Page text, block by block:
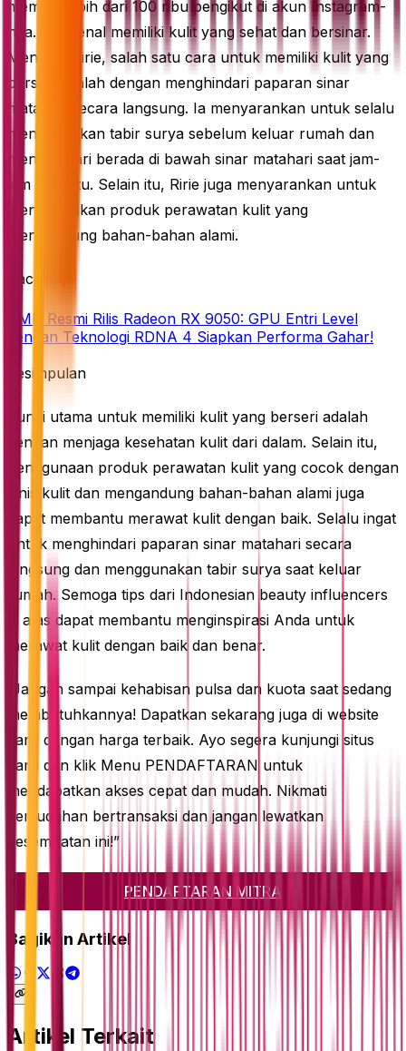
memiliki lebih dari 100 ribu pengikut di akun Instagram-
nya. Ia dikenal memiliki kulit yang sehat dan bersinar.
Menurut Ririe, salah satu cara untuk memiliki kulit yang
berseri adalah dengan menghindari paparan sinar
matahari secara langsung. Ia menyarankan untuk selalu
menggunakan tabir surya sebelum keluar rumah dan
menghindari berada di bawah sinar matahari saat jam-
jam tertentu. Selain itu, Ririe juga menyarankan untuk
menggunakan produk perawatan kulit yang
mengandung bahan-bahan alami.
Baca juga
AMD Resmi Rilis Radeon RX 9050: GPU Entri Level
dengan Teknologi RDNA 4 Siapkan Performa Gahar!
Kesimpulan
Kunci utama untuk memiliki kulit yang berseri adalah
dengan menjaga kesehatan kulit dari dalam. Selain itu,
penggunaan produk perawatan kulit yang cocok dengan
jenis kulit dan mengandung bahan-bahan alami juga
dapat membantu merawat kulit dengan baik. Selalu ingat
untuk menghindari paparan sinar matahari secara
langsung dan menggunakan tabir surya saat keluar
rumah. Semoga tips dari Indonesian beauty influencers
di atas dapat membantu menginspirasi Anda untuk
merawat kulit dengan baik dan benar.
“Jangan sampai kehabisan pulsa dan kuota saat sedang
membutuhkannya! Dapatkan sekarang juga di website
kami dengan harga terbaik. Ayo segera kunjungi situs
kami dan klik Menu PENDAFTARAN untuk
mendapatkan akses cepat dan mudah. Nikmati
kemudahan bertransaksi dan jangan lewatkan
kesempatan ini!”
PENDAFTARAN MITRA
Bagikan Artikel
Artikel Terkait